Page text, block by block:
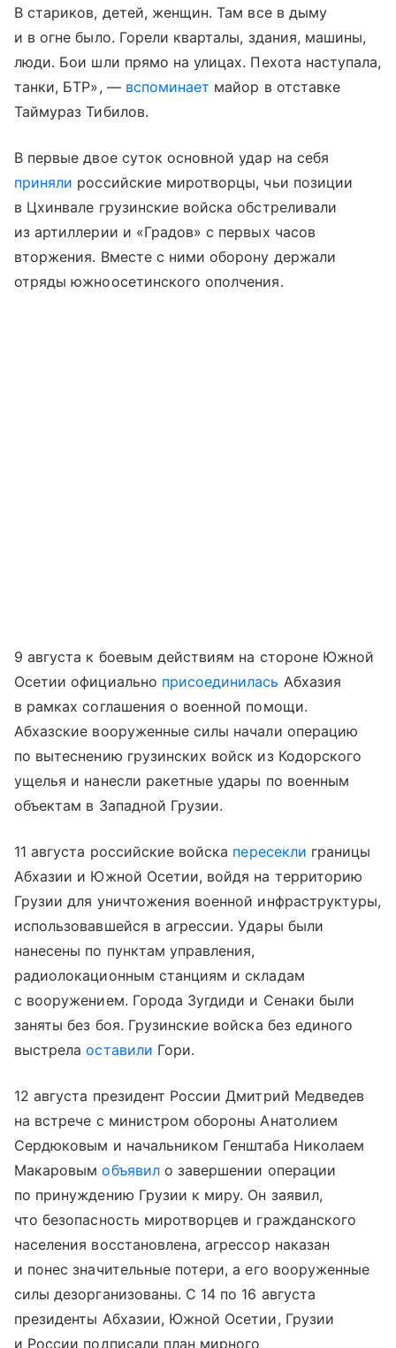
В стариков, детей, женщин. Там все в дыму
и в огне было. Горели кварталы, здания, машины,
люди. Бои шли прямо на улицах. Пехота наступала,
танки, БТР», — вспоминает майор в отставке
Таймураз Тибилов.
В первые двое суток основной удар на себя
приняли российские миротворцы, чьи позиции
в Цхинвале грузинские войска обстреливали
из артиллерии и «Градов» с первых часов
вторжения. Вместе с ними оборону держали
отряды южноосетинского ополчения.
9 августа к боевым действиям на стороне Южной
Осетии официально присоединилась Абхазия
в рамках соглашения о военной помощи.
Абхазские вооруженные силы начали операцию
по вытеснению грузинских войск из Кодорского
ущелья и нанесли ракетные удары по военным
объектам в Западной Грузии.
11 августа российские войска пересекли границы
Абхазии и Южной Осетии, войдя на территорию
Грузии для уничтожения военной инфраструктуры,
использовавшейся в агрессии. Удары были
нанесены по пунктам управления,
радиолокационным станциям и складам
с вооружением. Города Зугдиди и Сенаки были
заняты без боя. Грузинские войска без единого
выстрелаоставили Гори.
12 августа президент России Дмитрий Медведев
на встрече с министром обороны Анатолием
Сердюковым и начальником Генштаба Николаем
Макаровымобъявило завершении операции
по принуждению Грузии к миру. Он заявил,
что безопасность миротворцев и гражданского
населения восстановлена, агрессор наказан
и понес значительные потери, а его вооруженные
силы дезорганизованы. С 14 по 16 августа
президенты Абхазии, Южной Осетии, Грузии
и России подписали план мирного